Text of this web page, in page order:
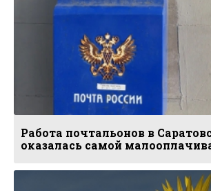
Работа почтальонов в
оказалась самой